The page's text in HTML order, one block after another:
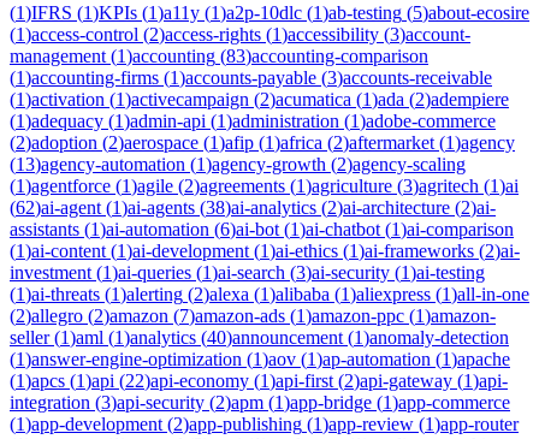
(1)IFRS (1)KPIs (1)a11y (1)a2p-10dlc (1)ab-testing (5)about-ecosire
(1)access-control (2)access-rights (1)accessibility (3)account-
management (1)accounting (83)accounting-comparison
(1)accounting-firms (1)accounts-payable (3)accounts-receivable
(1)activation (1)activecampaign (2)acumatica (1)ada (2)adempiere
(1)adequacy (1)admin-api (1)administration (1)adobe-commerce
(2)adoption (2)aerospace (1)afip (1)africa (2)aftermarket (1)agency
(13)agency-automation (1)agency-growth (2)agency-scaling
(1)agentforce (1)agile (2)agreements (1)agriculture (3)agritech (1)ai
(62)ai-agent (1)ai-agents (38)ai-analytics (2)ai-architecture (2)ai-
assistants (1)ai-automation (6)ai-bot (1)ai-chatbot (1)ai-comparison
(1)ai-content (1)ai-development (1)ai-ethics (1)ai-frameworks (2)ai-
investment (1)ai-queries (1)ai-search (3)ai-security (1)ai-testing
(1)ai-threats (1)alerting (2)alexa (1)alibaba (1)aliexpress (1)all-in-one
(2)allegro (2)amazon (7)amazon-ads (1)amazon-ppc (1)amazon-
seller(1)aml (1)analytics (40)announcement (1)anomaly-detection
(1)answer-engine-optimization (1)aov (1)ap-automation (1)apache
(1)apcs (1)api (22)api-economy (1)api-first (2)api-gateway (1)api-
integration (3)api-security (2)apm (1)app-bridge (1)app-commerce
(1)app-development (2)app-publishing (1)app-review (1)app-router